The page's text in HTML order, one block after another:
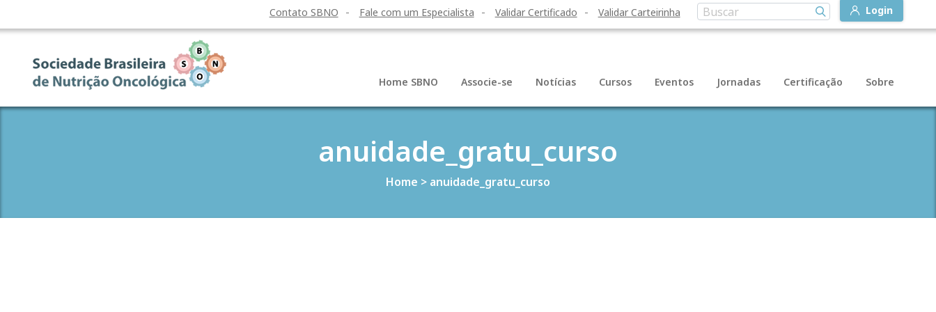
Contato SBNO Fale com um Especialista Validar Certificado Validar Carteirinha Login
Home SBNO Associe-se Notícias Cursos Eventos Jornadas Certificação Sobre
anuidade_gratu_curso
Home > anuidade_gratu_curso